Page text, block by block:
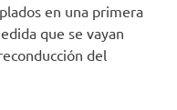
en una primera
que se vayan
del